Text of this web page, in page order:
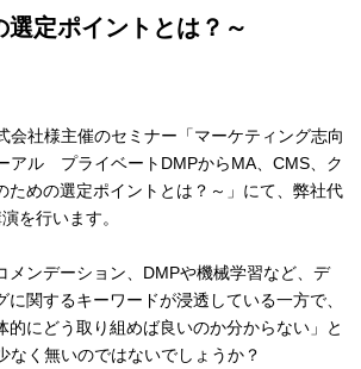
選定ポイントとは？～
会社様主催のセミナー「マーケティング志向
アル プライベートDMPからMA、CMS、ク
めの選定ポイントとは？～」にて、弊社代
を行います。
メンデーション、DMPや機械学習など、デ
に関するキーワードが浸透している一方で、
的にどう取り組めば良いのか分からない」と
なく無いのではないでしょうか？